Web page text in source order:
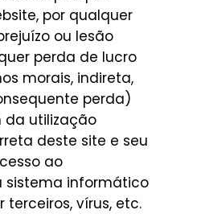
por qualquer
ou lesão
perda de lucro
morais, indireta,
perda)
da utilização
deste site e seu
ao
sistema informático
terceiros, vírus, etc.